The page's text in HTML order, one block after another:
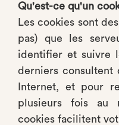
Qu'est-ce qu'un
Les cookies sont
pas) que les
identifier et suivre
derniers consultent
Internet, et pour
plusieurs fois au
cookies facilitent